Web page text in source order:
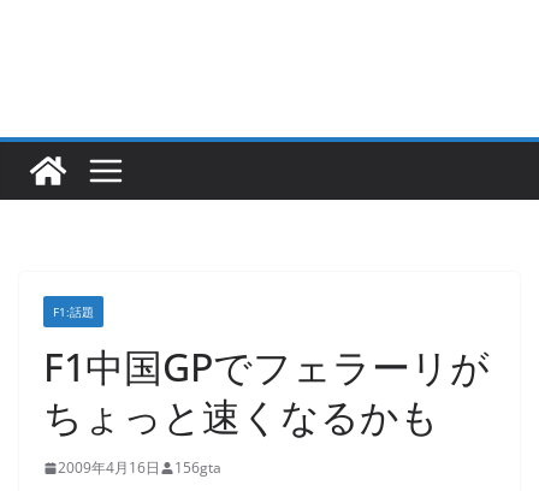
F1:話題
F1中国GPでフェラーリが
ちょっと速くなるかも
2009年4月16日 156gta